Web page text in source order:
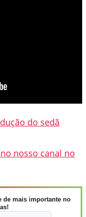
do sedã
nosso canal no
de mais importante no